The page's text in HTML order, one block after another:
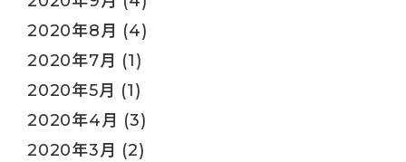
2020年8月 (4)
2020年7月 (1)
2020年5月 (1)
2020年4月 (3)
2020年3月 (2)